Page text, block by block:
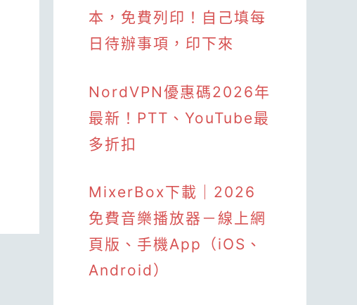
本，免費列印！自己填每
日待辦事項，印下來
NordVPN優惠碼2026年
最新！PTT、YouTube最
多折扣
MixerBox下載｜2026
免費音樂播放器－線上網
頁版、手機App（iOS、
Android）